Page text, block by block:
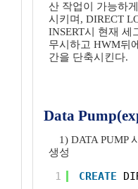
산 작업이 가능하
시키며, DIRECT
INSERT시 현재 세
무시하고 HWM뒤
간을 단축시킨다.
Data
1) DATA PUMP
생성
1 CREATE